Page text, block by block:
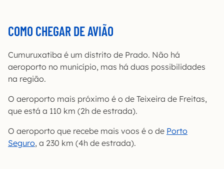
COMO CHEGAR DE AVIÃO
Cumuruxatiba é um distrito de Prado. Não há
aeroporto no município, mas há duas possibilidades
na região.
O aeroporto mais próximo é o de Teixeira de Freitas,
que está a 110 km (2h de estrada).
O aeroporto que recebe mais voos é o de Porto
Seguro, a 230 km (4h de estrada).